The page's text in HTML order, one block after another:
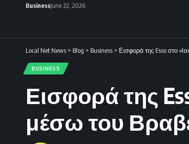
BusinessJune 22, 2026
Local Net News > Blog > Business > Εισφορά της Esso στο
BUSINESS
Εισφορά της
μέσω του